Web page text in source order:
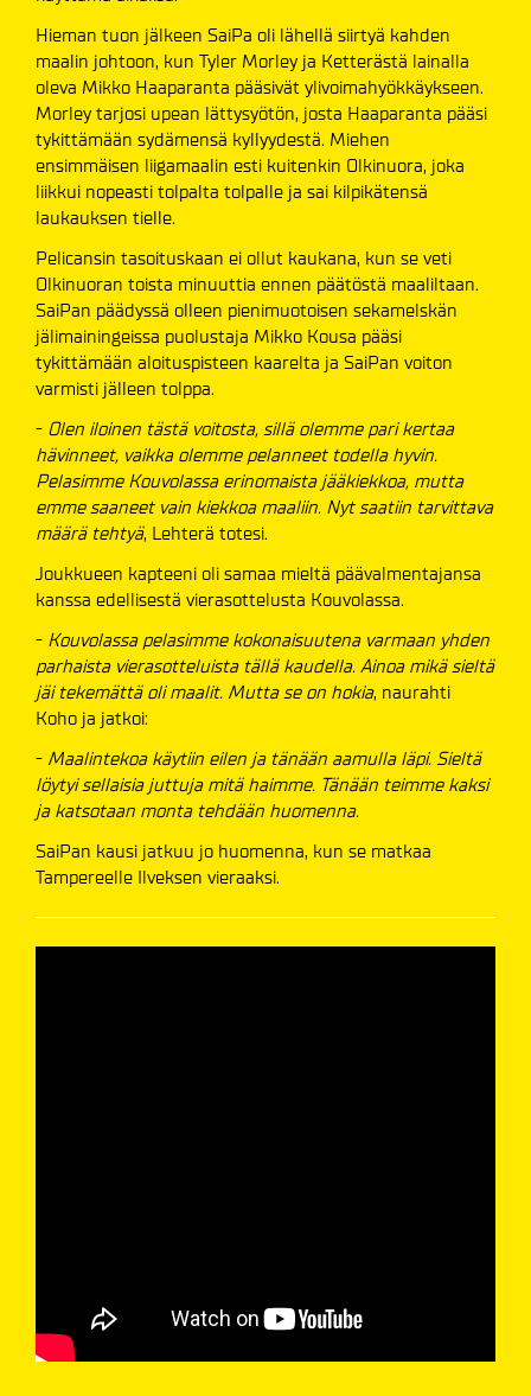
Hieman tuon jälkeen SaiPa oli lähellä siirtyä kahden
maalin johtoon, kun Tyler Morley ja Ketterästä lainalla
oleva Mikko Haaparanta pääsivät ylivoimahyökkäykseen.
Morley tarjosi upean lättysyötön, josta Haaparanta pääsi
tykittämään sydämensä kyllyydestä. Miehen
ensimmäisen liigamaalin esti kuitenkin Olkinuora, joka
liikkui nopeasti tolpalta tolpalle ja sai kilpikätensä
laukauksen tielle.
Pelicansin tasoituskaan ei ollut kaukana, kun se veti
Olkinuoran toista minuuttia ennen päätöstä maaliltaan.
SaiPan päädyssä olleen pienimuotoisen sekamelskän
jälimainingeissa puolustaja Mikko Kousa pääsi
tykittämään aloituspisteen kaarelta ja SaiPan voiton
varmisti jälleen tolppa.
- Olen iloinen tästä voitosta, sillä olemme pari kertaa
hävinneet, vaikka olemme pelanneet todella hyvin.
Pelasimme Kouvolassa erinomaista jääkiekkoa, mutta
emme saaneet vain kiekkoa maaliin. Nyt saatiin tarvittava
määrä tehtyä, Lehterä totesi.
Joukkueen kapteeni oli samaa mieltä päävalmentajansa
kanssa edellisestä vierasottelusta Kouvolassa.
- Kouvolassa pelasimme kokonaisuutena varmaan yhden
parhaista vierasotteluista tällä kaudella. Ainoa mikä sieltä
jäi tekemättä oli maalit. Mutta se on hokia, naurahti
Koho ja jatkoi:
- Maalintekoa käytiin eilen ja tänään aamulla läpi. Sieltä
löytyi sellaisia juttuja mitä haimme. Tänään teimme kaksi
ja katsotaan monta tehdään huomenna.
SaiPan kausi jatkuu jo huomenna, kun se matkaa
Tampereelle Ilveksen vieraaksi.